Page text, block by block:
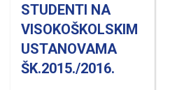
STUDENTI NA
VISOKOŠKOLSKIM
USTANOVAMA
ŠK.2015./2016.